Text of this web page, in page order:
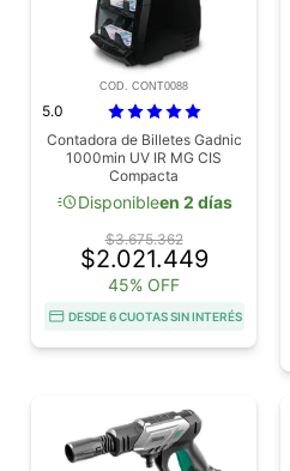
COD. CONT0088
5.0
Contadora de Billetes Gadnic
1000min UV IR MG CIS
Compacta
acuteDisponibleen 2 días
$3.675.362
$2.021.449
45% OFF
DESDE 6 CUOTAS SIN INTERÉS